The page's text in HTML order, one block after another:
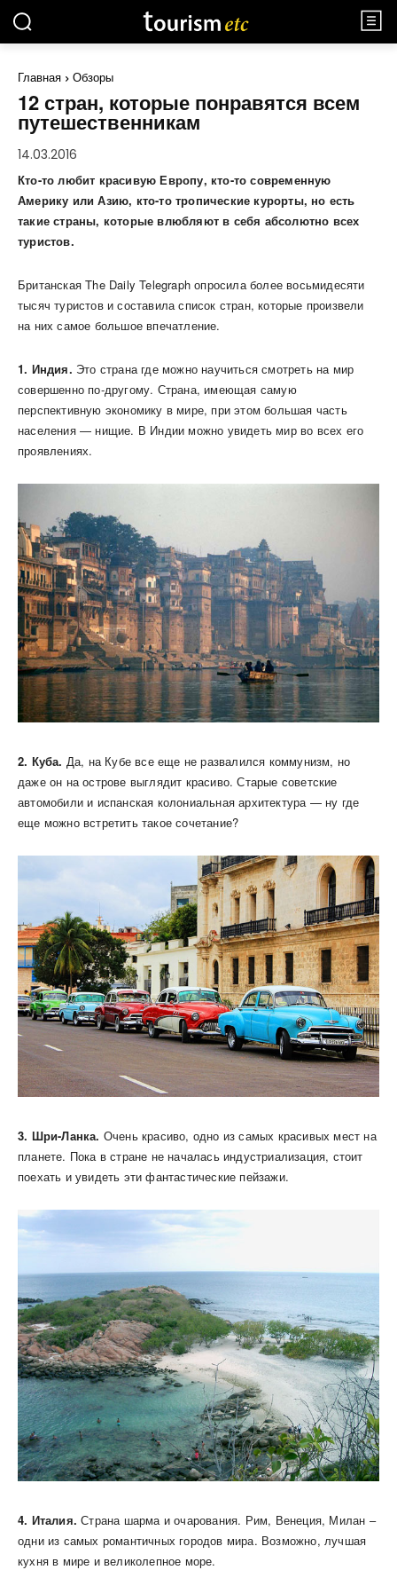
Главная Обзоры
12 стран, которые понравятся всем
путешественникам
14.03.2016
Кто-то любит красивую Европу, кто-то современную
Америку или Азию, кто-то тропические курорты, но есть
такие страны, которые влюбляют в себя абсолютно всех
туристов.
Британская The Daily Telegraph опросила более восьмидесяти
тысяч туристов и составила список стран, которые произвели
на них самое большое впечатление.
1. Индия. Это страна где можно научиться смотреть на мир
совершенно по-другому. Страна, имеющая самую
перспективную экономику в мире, при этом большая часть
населения — нищие. В Индии можно увидеть мир во всех его
проявлениях.
2. Куба. Да, на Кубе все еще не развалился коммунизм, но
даже он на острове выглядит красиво. Старые советские
автомобили и испанская колониальная архитектура — ну где
еще можно встретить такое сочетание?
3. Шри-Ланка. Очень красиво, одно из самых красивых мест на
планете. Пока в стране не началась индустриализация, стоит
поехать и увидеть эти фантастические пейзажи.
4. Италия. Страна шарма и очарования. Рим, Венеция, Милан –
одни из самых романтичных городов мира. Возможно, лучшая
кухня в мире и великолепное море.